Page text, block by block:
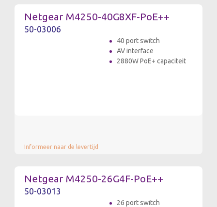
Netgear M4250-40G8XF-PoE++
50-03006
40 port switch
AV interface
2880W PoE+ capaciteit
Informeer naar de levertijd
Netgear M4250-26G4F-PoE++
50-03013
26 port switch